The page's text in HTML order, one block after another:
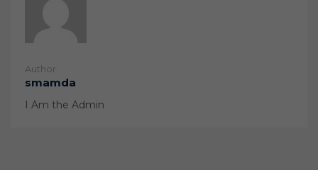
Author:
smamda
I Am the Admin